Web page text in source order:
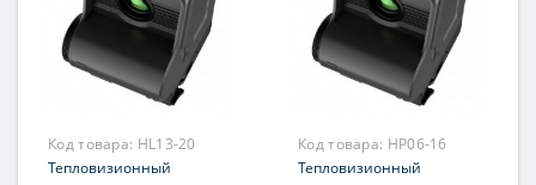
Код товара: HL13-20
Тепловизионный
Код товара: HP06-16
Тепловизионный